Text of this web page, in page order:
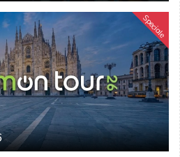
Speciale